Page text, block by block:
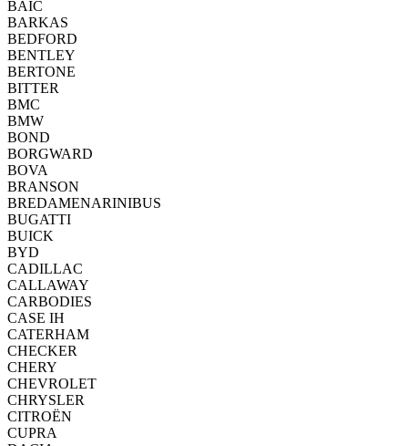
BAIC
BARKAS
BEDFORD
BENTLEY
BERTONE
BITTER
BMC
BMW
BOND
BORGWARD
BOVA
BRANSON
BREDAMENARINIBUS
BUGATTI
BUICK
BYD
CADILLAC
CALLAWAY
CARBODIES
CASE IH
CATERHAM
CHECKER
CHERY
CHEVROLET
CHRYSLER
CITROËN
CUPRA